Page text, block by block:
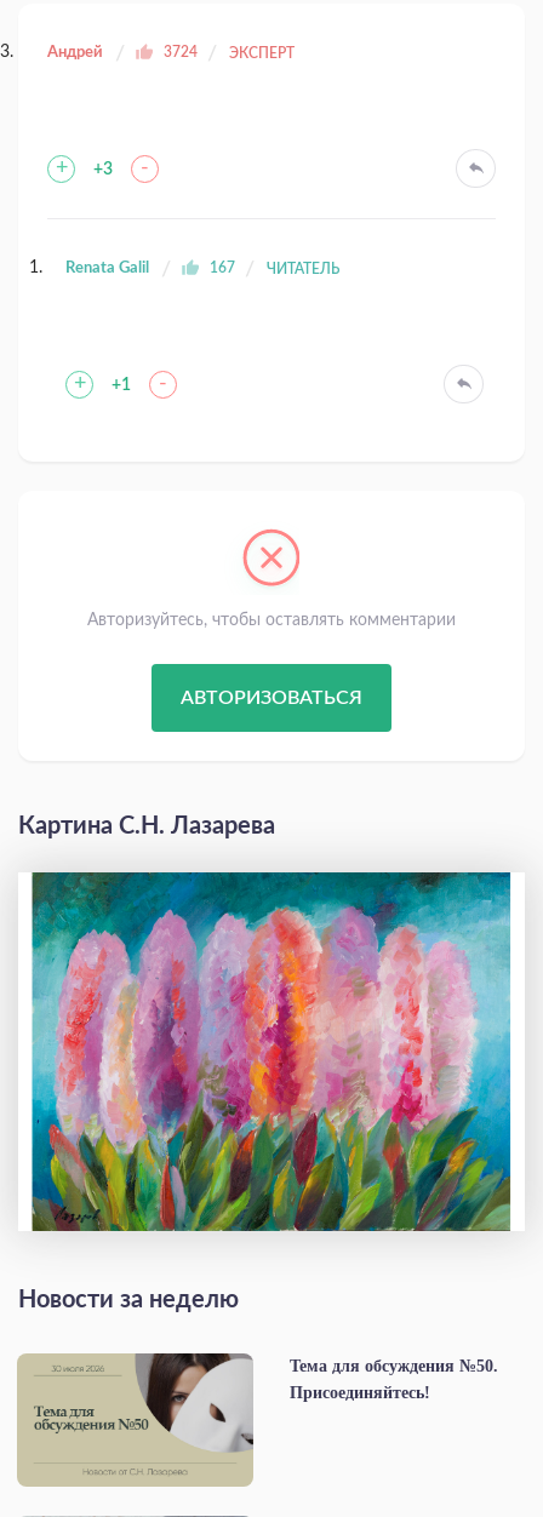
Андрей 3724 ЭКСПЕРТ
+ +3 -
Renata Galil 167 ЧИТАТЕЛЬ
+ +1 -
Авторизуйтесь, чтобы оставлять комментарии
АВТОРИЗОВАТЬСЯ
Картина С.Н. Лазарева
Новости за неделю
Тема для обсуждения №50.
Присоединяйтесь!